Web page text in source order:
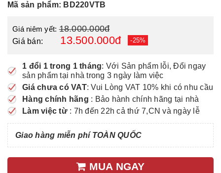
Mã sản phẩm: BD220VTB
Giá niêm yết:18.000.000đ
Giá bán: 13.500.000đ -25%
1 đổi 1 trong 1 tháng: Với Sản phẩm lỗi, Đổi ngay
sản phẩm tại nhà trong 3 ngày làm việc
Giá chưa có VAT: Vui Lòng VAT 10% khi có nhu cầu
Hàng chính hãng : Bảo hành chính hãng tại nhà
Làm việc từ : 7h đến 22h cả thứ 7,CN và ngày lễ
Giao hàng miễn phí TOÀN QUỐC
MUA NGAY